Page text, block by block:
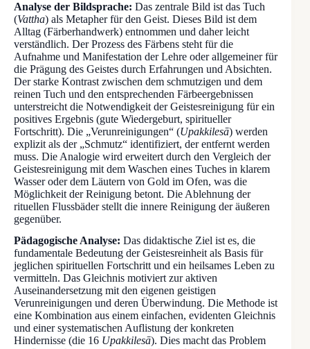
Analyse der Bildsprache: Das zentrale Bild ist das Tuch
(Vattha) als Metapher für den Geist. Dieses Bild ist dem
Alltag (Färberhandwerk) entnommen und daher leicht
verständlich. Der Prozess des Färbens steht für die
Aufnahme und Manifestation der Lehre oder allgemeiner für
die Prägung des Geistes durch Erfahrungen und Absichten.
Der starke Kontrast zwischen dem schmutzigen und dem
reinen Tuch und den entsprechenden Färbeergebnissen
unterstreicht die Notwendigkeit der Geistesreinigung für ein
positives Ergebnis (gute Wiedergeburt, spiritueller
Fortschritt). Die „Verunreinigungen“ (Upakkilesā) werden
explizit als der „Schmutz“ identifiziert, der entfernt werden
muss. Die Analogie wird erweitert durch den Vergleich der
Geistesreinigung mit dem Waschen eines Tuches in klarem
Wasser oder dem Läutern von Gold im Ofen, was die
Möglichkeit der Reinigung betont. Die Ablehnung der
rituellen Flussbäder stellt die innere Reinigung der äußeren
gegenüber.
Pädagogische Analyse: Das didaktische Ziel ist es, die
fundamentale Bedeutung der Geistesreinheit als Basis für
jeglichen spirituellen Fortschritt und ein heilsames Leben zu
vermitteln. Das Gleichnis motiviert zur aktiven
Auseinandersetzung mit den eigenen geistigen
Verunreinigungen und deren Überwindung. Die Methode ist
eine Kombination aus einem einfachen, evidenten Gleichnis
und einer systematischen Auflistung der konkreten
Hindernisse (die 16 Upakkilesā). Dies macht das Problem